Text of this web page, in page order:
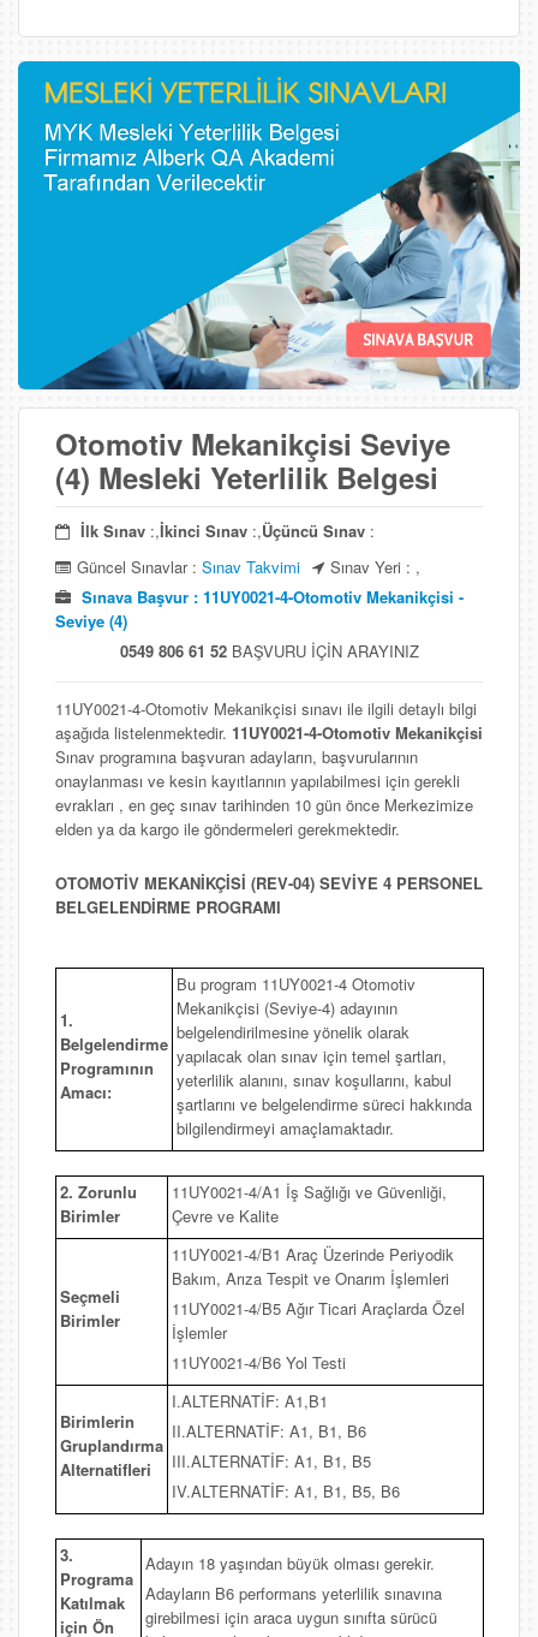
Otomotiv Mekanikçisi Seviye
(4) Mesleki Yeterlilik Belgesi
İlk Sınav :,İkinci Sınav :,Üçüncü Sınav :
Güncel Sınavlar :Sınav Takvimi
Sınav Yeri : ,
Sınava Başvur : 11UY0021-4-Otomotiv Mekanikçisi -
Seviye (4)
0549 806 61 52BAŞVURU İÇİN ARAYINIZ
11UY0021-4-Otomotiv Mekanikçisi sınavı ile ilgili detaylı bilgi
aşağıda listelenmektedir. 11UY0021-4-Otomotiv Mekanikçisi
Sınav programına başvuran adayların, başvurularının
onaylanması ve kesin kayıtlarının yapılabilmesi için gerekli
evrakları , en geç sınav tarihinden 10 gün önce Merkezimize
elden ya da kargo ile göndermeleri gerekmektedir.
OTOMOTİV MEKANİKÇİSİ (REV-04) SEVİYE 4 PERSONEL
BELGELENDİRME PROGRAMI
1.
Belgelendirme
Programının
Amacı:
Bu program 11UY0021-4 Otomotiv
Mekanikçisi (Seviye-4) adayının
belgelendirilmesine yönelik olarak
yapılacak olan sınav için temel şartları,
yeterlilik alanını, sınav koşullarını, kabul
şartlarını ve belgelendirme süreci hakkında
bilgilendirmeyi amaçlamaktadır.
2. Zorunlu
Birimler
11UY0021-4/A1 İş Sağlığı ve Güvenliği,
Çevre ve Kalite
Seçmeli
Birimler
11UY0021-4/B1 Araç Üzerinde Periyodik
Bakım, Arıza Tespit ve Onarım İşlemleri
11UY0021-4/B5 Ağır Ticari Araçlarda Özel
İşlemler
11UY0021-4/B6 Yol Testi
Birimlerin
Gruplandırma
Alternatifleri
I.ALTERNATİF: A1,B1
II.ALTERNATİF: A1, B1, B6
III.ALTERNATİF: A1, B1, B5
IV.ALTERNATİF: A1, B1, B5, B6
3.
Programa
Katılmak
için Ön
Adayın 18 yaşından büyük olması gerekir.
Adayların B6 performans yeterlilik sınavına
girebilmesi için araca uygun sınıfta sürücü